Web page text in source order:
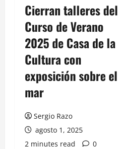
Cierran talleres del
Curso de Verano
2025 de Casa de la
Cultura con
exposición sobre el
mar
Sergio Razo
agosto 1, 2025
2 minutes read
0